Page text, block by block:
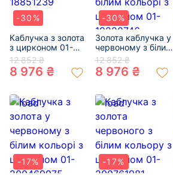
-30%
Каблучка з золота
з цирконом 01-
18851239
12 852 ₴
8 976 ₴
-30%
Золота каблучка у
червоному з білим
кольорі з
цирконом 01-
19220746
12 852 ₴
8 976 ₴
-17%
-17%